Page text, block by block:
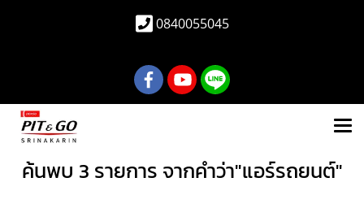
0840055045
ค้นพบ 3 รายการ จากคำว่า"แอร์รถยนต์"